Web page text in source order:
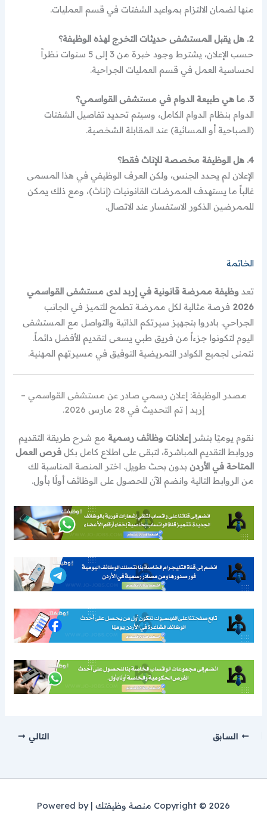
منها لضمان الالتزام بمواعيد الشفتات في قسم العمليات.
2. هل يقبل المستشفى حديثات التخرج لهذه الوظيفة؟
حسب الإعلان، يشترط وجود خبرة من 3 إلى 5 سنوات نظراً
لحساسية العمل في قسم العمليات الجراحية.
3. ما هي طبيعة الدوام في مستشفى القواسمي؟
الدوام بنظام الدوام الكامل، وسيتم تحديد تفاصيل الشفتات
(الصباحية أو المسائية) عند المقابلة الشخصية.
4. هل الوظيفة مخصصة للإناث فقط؟
الإعلان لم يحدد الجنس، ولكن العرف الوظيفي في هذا المسمى
غالباً ما يستهدف الممرضات القانونيات (إناث)، ومع ذلك يمكن
للممرضين الذكور الاستفسار عند الاتصال.
الخاتمة
تعدوظيفة ممرضة قانونية في إربد لدى مستشفى القواسمي
2026 فرصة مثالية لكل ممرضة تطمح للتميز في الجانب
الجراحي. بادروا بتجهيز سيرتكم الذاتية والتواصل مع المستشفى
اليوم لتكونوا جزءاً من فريق طبي يسعى لتقديم الأفضل دائماً.
نتمنى لجميع الكوادر التمريضية التوفيق في مسيرتهم المهنية.
مصدر الوظيفة: إعلان رسمي صادر عن مستشفى القواسمي –
إربد | تم التحديث في 28 مارس 2026.
نقوم يوميًا بنشرإعلانات وظائف رسمية مع شرح طريقة التقديم
وروابط التقديم المباشرة، لتبقى على اطلاع كامل بكلفرص العمل
المتاحة في الأردن بدون بحث طويل. اختر المنصة المناسبة لك
من الروابط التالية وانضم الآن للحصول على الوظائف أولًا بأول.
السابق التالي
Copyright © 2026 منصة وظيفتك | Powered by